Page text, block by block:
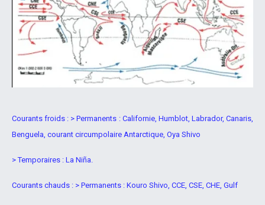
Courants froids : > Permanents : Californie, Humblot, Labrador, Canaris,
Benguela, courant circumpolaire Antarctique, Oya Shivo
> Temporaires : La Niña.
Courants chauds : > Permanents : Kouro Shivo, CCE, CSE, CHE, Gulf